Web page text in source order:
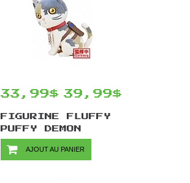
33,99$ 39,99$
FIGURINE FLUFFY
PUFFY DEMON
SLAYER PAR
BANPRESTO -
AJOUT AU PANIER